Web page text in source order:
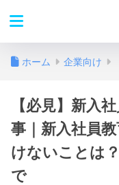
ホーム 企業向け
【必見】新入
事｜新入社員
けないことは
で